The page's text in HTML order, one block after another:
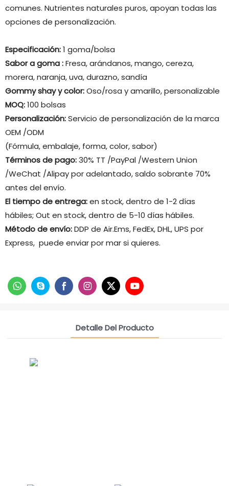
comunes. Nutrientes naturales puros, apoyan todas las
opciones de personalización.
Especificación:1 goma/bolsa
Sabor a goma:Fresa, arándanos, mango, cereza,
morera, naranja, uva, durazno, sandía
Gommy shay y color:Oso/rosa y amarillo, personalizable
MOQ:100 bolsas
Personalización:Servicio de personalización de la marca
OEM /ODM
(Fórmula, embalaje, forma, color, sabor)
Términos de pago:30% TT /PayPal /Western Union
/WeChat /Alipay por adelantado, saldo sobrante 70%
antes del envío.
El tiempo de entrega:en stock, dentro de 1-2 días
hábiles; Out en stock, dentro de 5-10 días hábiles.
Método de envío:DDP de Air.Ems, FedEx, DHL, UPS por
Express, puede enviar por mar si quieres.
Detalle Del Producto